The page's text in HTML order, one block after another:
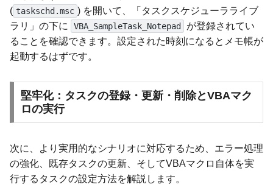
( taskschd.msc ) を開いて、「タスクスケジューラライブ
ラリ」の下に
VBA_SampleTask_Notepad
が登録されてい
ることを確認できます。設定された時刻になるとメモ帳が
起動するはずです。
堅牢化：タスクの登録・更新・削除とVBAマク
ロの実行
次に、より実用的なシナリオに対応するため、エラー処理
の強化、既存タスクの更新、そしてVBAマクロ自体を実
行するタスクの設定方法を解説します。